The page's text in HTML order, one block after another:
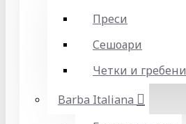
Преси
Сешоари
Четки и гребени
Barba Italiana